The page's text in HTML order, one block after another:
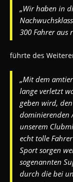
„Wir haben in
300 Fahrer aus
führte des
„Mit dem
lange verletzt
geben wird, den
dominierenden
unserem
echt tolle
Sport sorgen
sogenannten
durch die bei